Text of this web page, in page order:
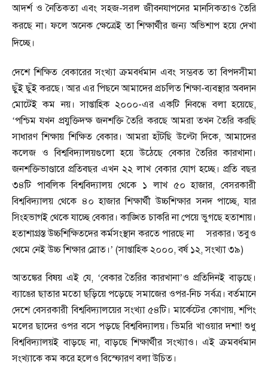
আদর্শ ও নৈতিকতা এবং সহজ-সরল জীবনযাপনের মানসিকতাও তৈরি
করছে না। ফলে অনেক ক্ষেত্রেই তা শিক্ষার্থীর জন্য অভিশাপ হয়ে দেখা
দিচ্ছে।
দেশে শিক্ষিত বেকারের সংখ্যা ক্রমবর্ধমান এবং সম্ভবত তা বিপদসীমা
ছুঁই ছুঁই করছে। আর এর পিছনে আমাদের প্রচলিত শিক্ষা-ব্যবস্থার অবদান
মোটেই কম নয়। সাপ্তাহিক ২০০০-এর একটি নিবন্ধে বলা হয়েছে,
‘পশ্চিম যখন প্রযুক্তিদক্ষ জনশক্তি তৈরি করছে আমরা তখন তৈরি করছি
সাধারণ শিক্ষায় শিক্ষিত বেকার। আমরা হাঁটছি উল্টো দিকে,আমাদের
কলেজ ও বিশ্ববিদ্যালয়গুলো হয়ে উঠেছে বেকার তৈরির কারখানা।
জনশক্তিভাণ্ডারে প্রতিবছর এখন ২২ লাখ বেকার যোগ হচ্ছে। প্রতি বছর
৩৪টি পাবলিক বিশ্ববিদ্যালয় থেকে ১ লাখ ৫০ হাজার, বেসরকারী
বিশ্ববিদ্যালয় থেকে ৪০ হাজার শিক্ষার্থী উচ্চশিক্ষার সনদ পাচ্ছে,যার
সিংহভাগই থেকে যাচ্ছে বেকার। কাঙ্খিত চাকরি না পেয়ে ভুগছে হতাশায়।
হতাশাগ্রস্তউচ্চশিক্ষিতদের কর্মসংস্থান করতে পারছে না
সরকার। তবুও
থেমে নেই উচ্চ শিক্ষার স্রোত।’ (সাপ্তাহিক ২০০০,বর্ষ ১২,সংখ্যা ৩৯)
আতঙ্কের বিষয় এই যে, ‘বেকার তৈরির কারখানা’ও প্রতিদিনই বাড়ছে।
ব্যাঙের ছাতার মতো ছড়িয়ে পড়েছে সমাজের ওপর-নিচ সর্বত্র। বর্তমানে
দেশে বেসরকারী বিশ্ববিদ্যালয়ের সংখ্যা ৫৪টি। মার্কেটের কোণায়,শপিং
মলের ছাদের ওপর বসে পড়ছে বিশ্ববিদ্যালয়। ভিমরি খাওয়ার দশা! শুধু
বিশ্ববিদ্যালয়ই বাড়ছে না,বাড়ছে শিক্ষার্থীর সংখ্যাও। এই ক্রমবর্ধমান
সংখ্যাকে কম করে হলেও বিস্ফোরণ বলা উচিত।